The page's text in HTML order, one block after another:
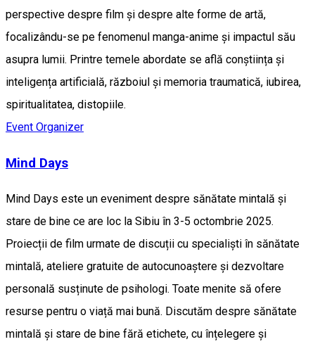
perspective despre film și despre alte forme de artă,
focalizându-se pe fenomenul manga-anime și impactul său
asupra lumii. Printre temele abordate se află conștiința și
inteligența artificială, războiul și memoria traumatică, iubirea,
spiritualitatea, distopiile.
Event Organizer
Mind Days
Mind Days este un eveniment despre sănătate mintală și
stare de bine ce are loc la Sibiu în 3-5 octombrie 2025.
Proiecții de film urmate de discuții cu specialiști în sănătate
mintală, ateliere gratuite de autocunoaștere și dezvoltare
personală susținute de psihologi. Toate menite să ofere
resurse pentru o viață mai bună. Discutăm despre sănătate
mintală și stare de bine fără etichete, cu înțelegere și